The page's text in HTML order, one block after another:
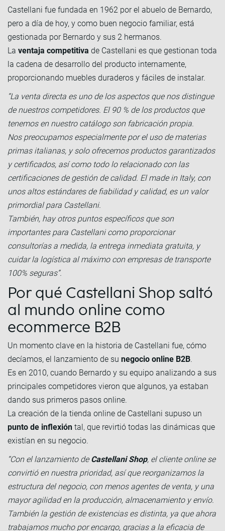
Castellani fue fundada en 1962 por el abuelo de Bernardo,
pero a día de hoy, y como buen negocio familiar, está
gestionada por Bernardo y sus 2 hermanos.
La ventaja competitiva de Castellani es que gestionan toda
la cadena de desarrollo del producto internamente,
proporcionando muebles duraderos y fáciles de instalar.
“La venta directa es uno de los aspectos que nos distingue
de nuestros competidores. El 90 % de los productos que
tenemos en nuestro catálogo son fabricación propia.
Nos preocupamos especialmente por el uso de materias
primas italianas, y solo ofrecemos productos garantizados
y certificados, así como todo lo relacionado con las
certificaciones de gestión de calidad. El made in Italy, con
unos altos estándares de fiabilidad y calidad, es un valor
primordial para Castellani.
También, hay otros puntos específicos que son
importantes para Castellani como proporcionar
consultorías a medida, la entrega inmediata gratuita, y
cuidar la logística al máximo con empresas de transporte
100% seguras”.
Por qué Castellani Shop saltó
al mundo online como
ecommerce B2B
Un momento clave en la historia de Castellani fue, cómo
decíamos, el lanzamiento de su negocio online B2B.
Es en 2010, cuando Bernardo y su equipo analizando a sus
principales competidores vieron que algunos, ya estaban
dando sus primeros pasos online.
La creación de la tienda online de Castellani supuso un
punto de inflexión tal, que revirtió todas las dinámicas que
existían en su negocio.
“Con el lanzamiento deCastellani Shop, el cliente online se
convirtió en nuestra prioridad, así que reorganizamos la
estructura del negocio, con menos agentes de venta, y una
mayor agilidad en la producción, almacenamiento y envío.
También la gestión de existencias es distinta, ya que ahora
trabajamos mucho por encargo, gracias a la eficacia de